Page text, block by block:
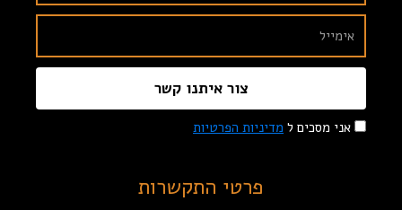
אני מסכים ל מדיניות הפרטיות
צור איתנו קשר
פרטי התקשרות